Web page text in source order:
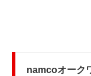
namcoオーク